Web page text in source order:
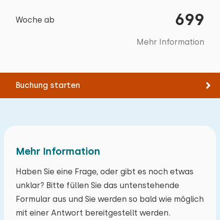
Woche ab 699
Mehr Information
Buchung starten
Mind. 1 Schlafzimmer im Erdgeschoss
Min. 1 badkamer op begane grond
Rad fahren
Mehr Information
Haben Sie eine Frage, oder gibt es noch etwas
unklar? Bitte füllen Sie das untenstehende
Formular aus und Sie werden so bald wie möglich
mit einer Antwort bereitgestellt werden.
Original anzeigen
Wir hatten einen wunderschönen Aufenthalt,
insbesondere im großzügigen Garten mit
Veranda in ruhiger, schöner Umgebung. Es ist
gemütlich und einladend, und es ist alles